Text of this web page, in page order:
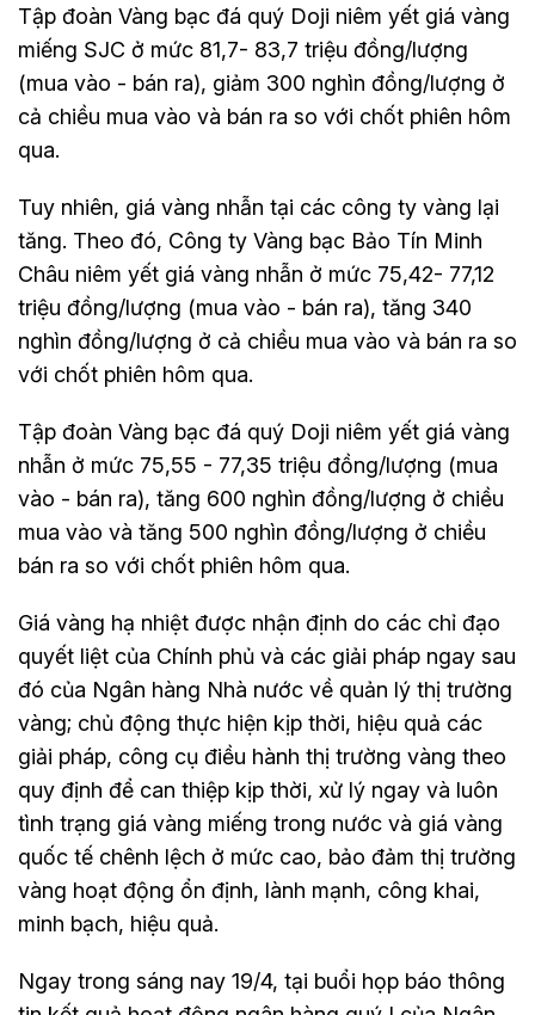
Tập đoàn Vàng bạc đá quý Doji niêm yết giá vàng
miếng SJC ở mức 81,7- 83,7 triệu đồng/lượng
(mua vào - bán ra), giảm 300 nghìn đồng/lượng ở
cả chiều mua vào và bán ra so với chốt phiên hôm
qua.
Tuy nhiên, giá vàng nhẫn tại các công ty vàng lại
tăng. Theo đó, Công ty Vàng bạc Bảo Tín Minh
Châu niêm yết giá vàng nhẫn ở mức 75,42- 77,12
triệu đồng/lượng (mua vào - bán ra), tăng 340
nghìn đồng/lượng ở cả chiều mua vào và bán ra so
với chốt phiên hôm qua.
Tập đoàn Vàng bạc đá quý Doji niêm yết giá vàng
nhẫn ở mức 75,55 - 77,35 triệu đồng/lượng (mua
vào - bán ra), tăng 600 nghìn đồng/lượng ở chiều
mua vào và tăng 500 nghìn đồng/lượng ở chiều
bán ra so với chốt phiên hôm qua.
Giá vàng hạ nhiệt được nhận định do các chỉ đạo
quyết liệt của Chính phủ và các giải pháp ngay sau
đó của Ngân hàng Nhà nước về quản lý thị trường
vàng; chủ động thực hiện kịp thời, hiệu quả các
giải pháp, công cụ điều hành thị trường vàng theo
quy định để can thiệp kịp thời, xử lý ngay và luôn
tình trạng giá vàng miếng trong nước và giá vàng
quốc tế chênh lệch ở mức cao, bảo đảm thị trường
vàng hoạt động ổn định, lành mạnh, công khai,
minh bạch, hiệu quả.
Ngay trong sáng nay 19/4, tại buổi họp báo thông